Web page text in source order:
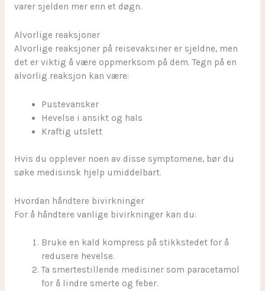
varer sjelden mer enn et døgn.
Alvorlige reaksjoner
Alvorlige reaksjoner på reisevaksiner er sjeldne, men
det er viktig å være oppmerksom på dem. Tegn på en
alvorlig reaksjon kan være:
Pustevansker
Hevelse i ansikt og hals
Kraftig utslett
Hvis du opplever noen av disse symptomene, bør du
søke medisinsk hjelp umiddelbart.
Hvordan håndtere bivirkninger
For å håndtere vanlige bivirkninger kan du:
Bruke en kald kompress på stikkstedet for å
redusere hevelse.
Ta smertestillende medisiner som paracetamol
for å lindre smerte og feber.